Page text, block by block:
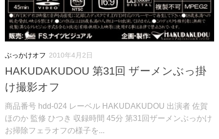
ぶっかけオフ 2010年4月2日
HAKUDAKUDOU 第31回 ザーメンぶっ掛
け撮影オフ
商品番号 hdd-024 レーベル HAKUDAKUDOU 出演者 佐賀
ほのか 監修 ひつき 収録時間 45分 第31回ザーメンぶっかけ
お掃除フェラオフの様子を...